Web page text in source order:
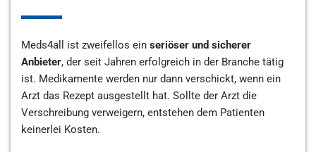
Meds4all ist zweifellos ein seriöser und sicherer
Anbieter, der seit Jahren erfolgreich in der Branche tätig
ist. Medikamente werden nur dann verschickt, wenn ein
Arzt das Rezept ausgestellt hat. Sollte der Arzt die
Verschreibung verweigern, entstehen dem Patienten
keinerlei Kosten.